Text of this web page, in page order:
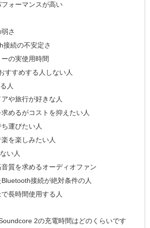
フォーマンスが高い
さ
接続の不安定さ
の実使用時間
すすめする人しない人
人
や旅行が好きな人
めるがコストを抑えたい人
運びたい人
を楽しみたい人
い人
質を求めるオーディオファン
接続が絶対条件の人
長時間使用する人
2の充電時間はどのくらいです